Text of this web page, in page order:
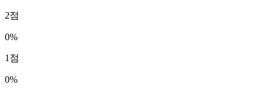
2점
0%
1 점
0%